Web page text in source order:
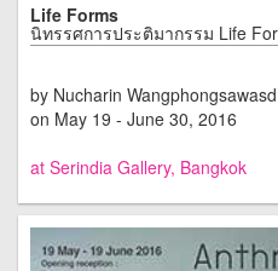
Life Forms
นิทรรศการประติมากรรม Life
by Nucharin
on May 19 - June 30, 2016
at Serindia Gallery, Bangkok